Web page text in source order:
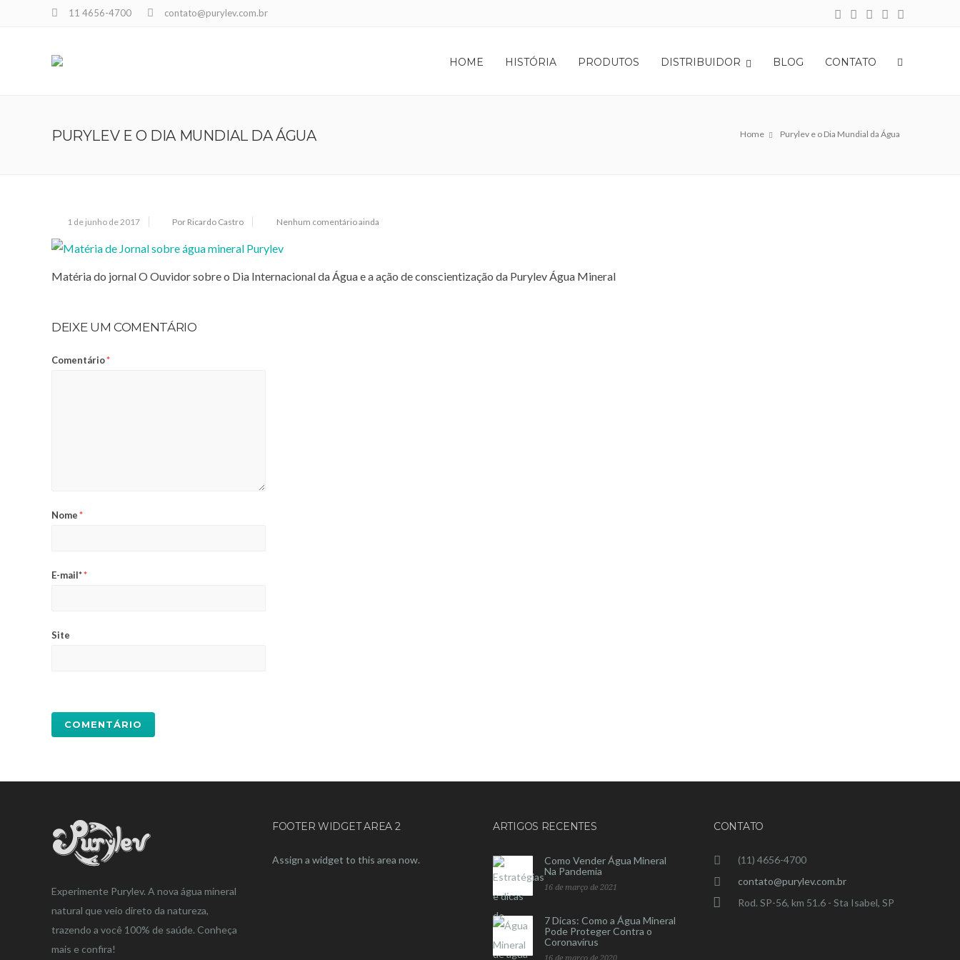
contato@purylev.com.br
11 4656-4700
HOME HISTÓRIA PRODUTOS DISTRIBUIDOR BLOG CONTATO
Home Purylev e o Dia Mundial da Água
PURYLEV E O DIA MUNDIAL DA ÁGUA
1 de junho de 2017 Por Ricardo Castro Nenhum comentário ainda
Matéria do jornal O Ouvidor sobre o Dia Internacional da Água e a ação de conscientização da Purylev Água Mineral
DEIXE UM COMENTÁRIO
Comentário*
Nome*
E-mail**
Site
Experimente Purylev. A nova água mineral
natural que veio direto da natureza,
trazendo a você 100% de saúde. Conheça
mais e confira!
FOOTER WIDGET AREA 2
Assign a widget to this area now.
ARTIGOS RECENTES
Como Vender Água Mineral
Na Pandemia
16 de março de 2021
7 Dicas: Como a Água Mineral
Pode Proteger Contra o
Coronavírus
CONTATO
(11) 4656-4700
contato@purylev.com.br
Rod. SP-56, km 51.6 - Sta Isabel, SP